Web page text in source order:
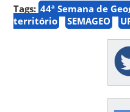
Tags: 44ª Semana de
território
SEMAGEO